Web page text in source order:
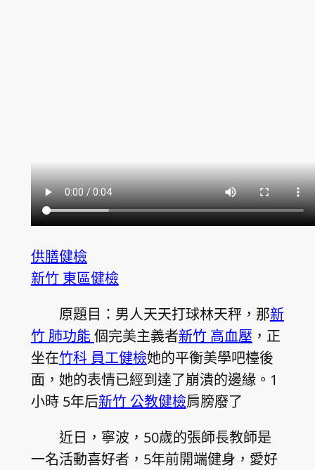
供膳健檢
新竹 東區健檢
原題目：男人天天打球林天秤，那新
竹 肺功能個完美主義者新竹 高血壓 ，正
坐在竹科 員工健檢她的平衡美學吧檯後
面，她的表情已經到達了崩潰的邊緣。1
小時 5年后新竹 公教健檢肩膀廢了
近日，寧波，50歲的張師長教師是
一名活動喜好者，5年前開端健身，愛好